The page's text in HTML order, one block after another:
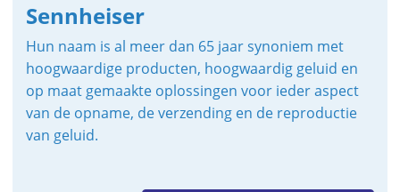
Sennheiser
Hun naam is al meer dan 65 jaar synoniem met
hoogwaardige producten, hoogwaardig geluid en
op maat gemaakte oplossingen voor ieder aspect
van de opname, de verzending en de reproductie
van geluid.